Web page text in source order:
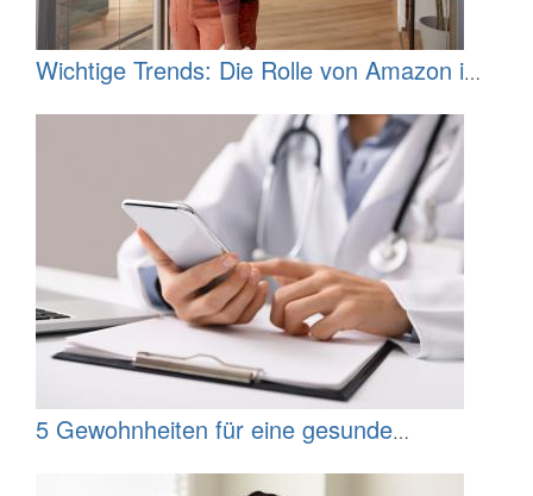
Wichtige Trends: Die Rolle von Amazon im
5 Gewohnheiten für eine gesunde